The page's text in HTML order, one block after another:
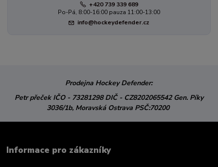
+420 739 339 689
Po-Pá, 8:00-16:00 pauza 11:00-13:00
info@hockeydefender.cz
Prodejna Hockey Defender:
Petr přeček IČO - 73281298DIČ - CZ8202065542 Gen. Píky
3036/1b, Moravská Ostrava PSČ:70200
Informace pro zákazníky